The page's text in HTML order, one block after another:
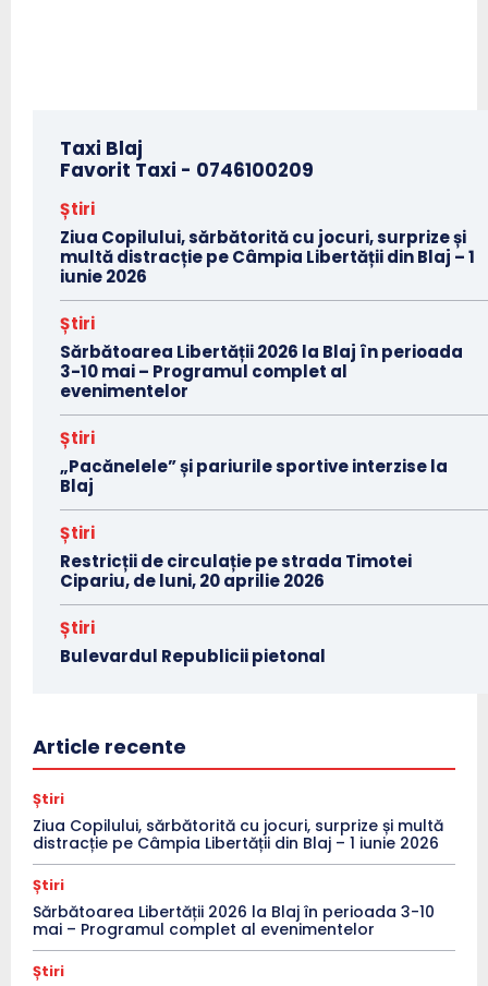
Taxi Blaj
Favorit Taxi - 0746100209
Știri
Ziua Copilului, sărbătorită cu jocuri, surprize și
multă distracție pe Câmpia Libertății din Blaj – 1
iunie 2026
Știri
Sărbătoarea Libertății 2026 la Blaj în perioada
3-10 mai – Programul complet al
evenimentelor
Știri
„Pacănelele” și pariurile sportive interzise la
Blaj
Știri
Restricții de circulație pe strada Timotei
Cipariu, de luni, 20 aprilie 2026
Știri
Bulevardul Republicii pietonal
Article recente
Știri
Ziua Copilului, sărbătorită cu jocuri, surprize și multă
distracție pe Câmpia Libertății din Blaj – 1 iunie 2026
Știri
Sărbătoarea Libertății 2026 la Blaj în perioada 3-10
mai – Programul complet al evenimentelor
Știri